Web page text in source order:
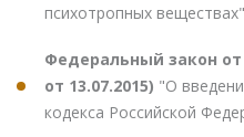
психотропных веществах"
Федеральный закон от
от 13.07.2015) "О
кодекса Российской